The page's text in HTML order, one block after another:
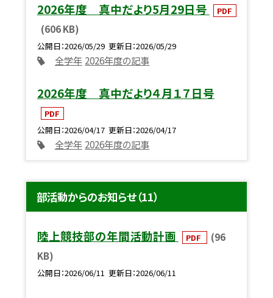
2026年度 真中だより5月29日号 PDF
(606 KB)
公開日 2026/05/29 更新日 2026/05/29
全学年 2026年度の記事
2026年度 真中だより４月１７日号
PDF
公開日 2026/04/17 更新日 2026/04/17
全学年 2026年度の記事
部活動からのお知らせ（11）
陸上競技部の年間活動計画 PDF
(96
KB)
公開日 2026/06/11 更新日 2026/06/11